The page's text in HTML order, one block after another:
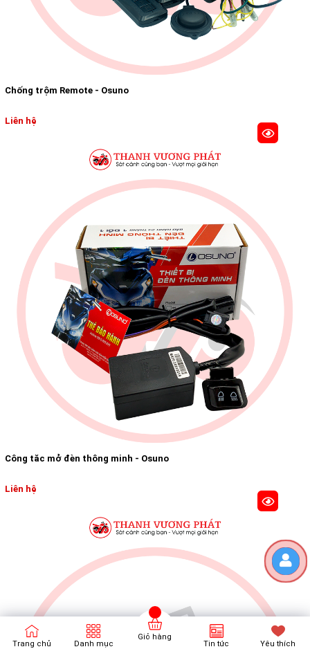
Chống trộm Remote - Osuno
Liên hệ
Công tăc mở đèn thông minh - Osuno
Liên hệ
Trang chủ Danh mục
Giỏ hàng
Tin tức Yêu thích